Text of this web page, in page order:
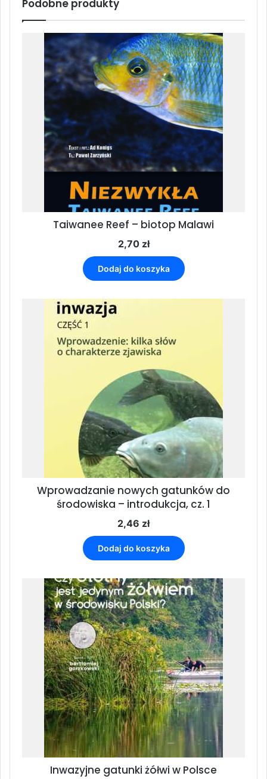
Podobne produkty
Taiwanee Reef – biotop Malawi
2,70 zł
Dodaj do koszyka
Wprowadzanie nowych gatunków do
środowiska – introdukcja, cz. 1
2,46 zł
Dodaj do koszyka
Inwazyjne gatunki żółwi w Polsce